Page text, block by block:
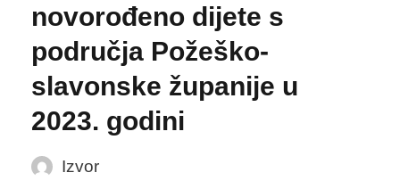
novorođeno dijete s
područja Požeško-
slavonske županije u
2023. godini
Izvor